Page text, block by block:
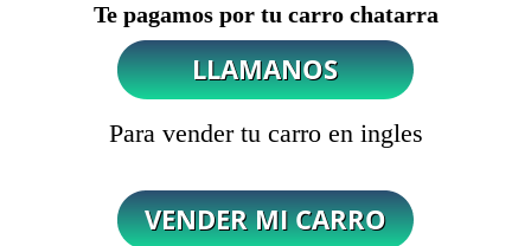
Te pagamos por tu carro chatarra
Para vender tu carro en ingles